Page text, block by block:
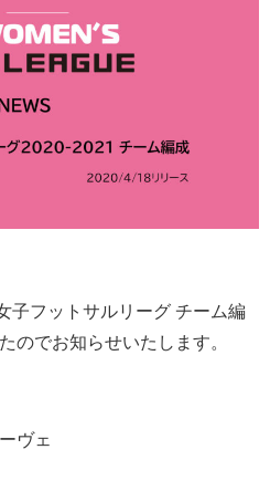
子フットサルリーグ チーム編
のでお知らせいたします。
ヴェ